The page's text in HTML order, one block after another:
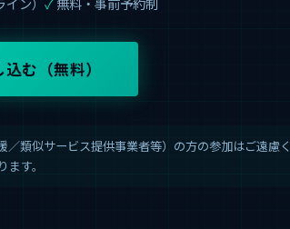
む（無料）
類似サービス提供事業者等）の方の参加はご遠慮く
す。